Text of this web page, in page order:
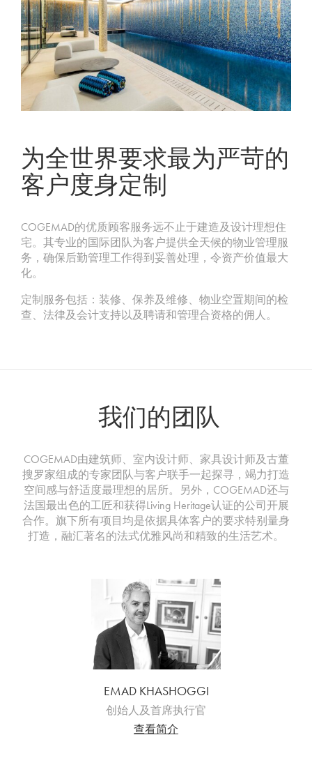
为全世界要求最为严苛的
客户度身定制
COGEMAD的优质顾客服务远不止于建造及设计理想住
宅。其专业的国际团队为客户提供全天候的物业管理服
务，确保后勤管理工作得到妥善处理，令资产价值最大
化。
定制服务包括：装修、保养及维修、物业空置期间的检
查、法律及会计支持以及聘请和管理合资格的佣人。
我们的团队
COGEMAD由建筑师、室内设计师、家具设计师及古董
搜罗家组成的专家团队与客户联手一起探寻，竭力打造
空间感与舒适度最理想的居所。另外，COGEMAD还与
法国最出色的工匠和获得Living Heritage认证的公司开展
合作。旗下所有项目均是依据具体客户的要求特别量身
打造，融汇著名的法式优雅风尚和精致的生活艺术。
EMAD KHASHOGGI
创始人及首席执行官
查看简介